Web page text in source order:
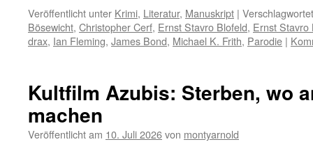
Veröffentlicht unter Krimi, Literatur, Manuskript |
Bösewicht, Christopher Cerf, Ernst Stavro Blofeld, Ernst Stavro
drax, Ian Fleming, James Bond, Michael K. Frith, Parodie |
Kultfilm Azubis: Sterben, wo
machen
Veröffentlicht am 10. Juli 2026von montyarnold